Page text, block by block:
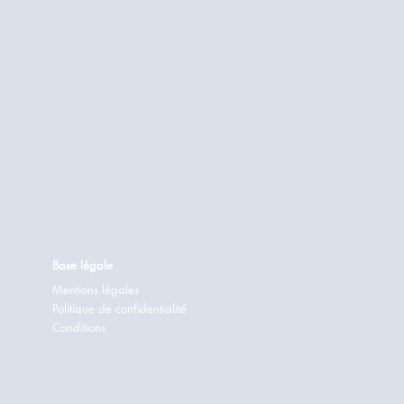
Base légale
Mentions légales
Politique de confidentialité
Conditions